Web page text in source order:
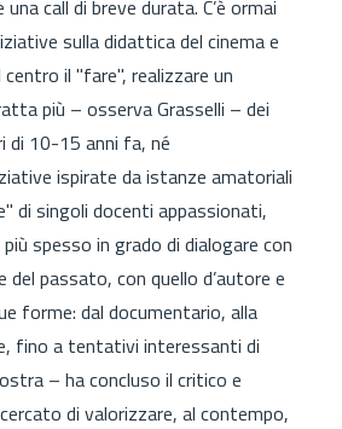
call di breve durata. C’è ormai
sulla didattica del cinema e
il "fare", realizzare un
più – osserva Grasselli – dei
di 10-15 anni fa, né
ispirate da istanze amatoriali
di singoli docenti appassionati,
spesso in grado di dialogare con
del passato, con quello d’autore e
forme: dal documentario, alla
fino a tentativi interessanti di
– ha concluso il critico e
di valorizzare, al contempo,